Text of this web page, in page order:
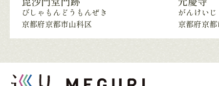
びしゃもんどうもんぜき
京都府京都市山科区
がんけいじ
京都府京